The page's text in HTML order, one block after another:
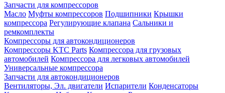
Запчасти для компрессоров
Масло Муфты компрессоров Подшипники Крышки
компрессора Регулирующие клапана Сальники и
ремкомплекты
Компрессоры для автокондиционеров
Компрессоры KTC Parts Компрессора для грузовых
автомобилей Компрессора для легковых автомобилей
Универсальные компрессора
Запчасти для автокондиционеров
Вентиляторы, Эл. двигатели Испарители Конденсаторы